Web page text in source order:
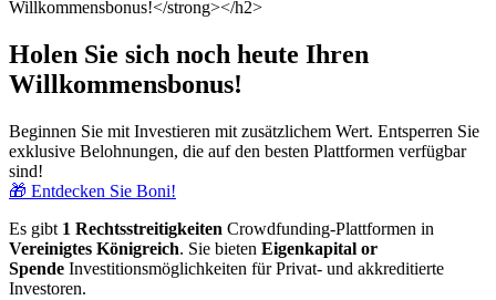
Holen Sie sich noch heute Ihren
Willkommensbonus!
Beginnen Sie mit Investieren mit zusätzlichem Wert. Entsperren Sie
exklusive Belohnungen, die auf den besten Plattformen verfügbar
sind!
🎁 Entdecken Sie Boni!
Es gibt 1 Rechtsstreitigkeiten Crowdfunding-Plattformen in
Vereinigtes Königreich. Sie bieten Eigenkapital or
Spende Investitionsmöglichkeiten für Privat- und akkreditierte
Investoren.